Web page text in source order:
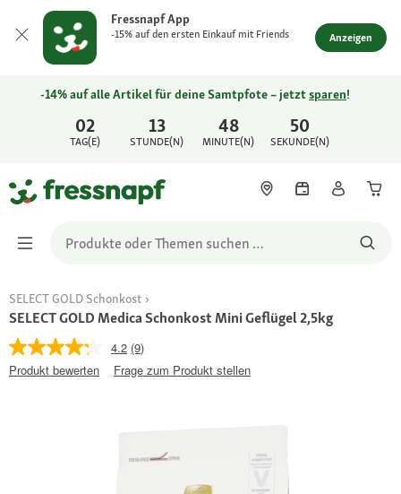
Fressnapf App
-15% auf den ersten Einkauf mit Friends Anzeigen
02
TAG(E)
13
STUNDE(N)
48
MINUTE(N)
50
SEKUNDE(N)
-14% auf alle Artikel für deine Samtpfote – jetztsparen!
SELECT GOLD Schonkost
SELECT GOLD Medica Schonkost Mini Geflügel 2,5kg
4.2 (9)
Produkt bewerten
Frage zum Produkt stellen